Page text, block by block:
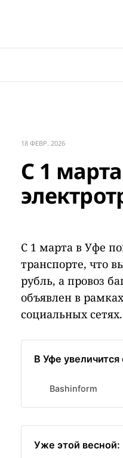
18 ФЕВР. 2026
С 1
С 1 марта в Уфе
транспорте, что
рубль, а провоз
объявлен в
социальных сетях.
В Уфе
Bashinform
Уже этой весной: